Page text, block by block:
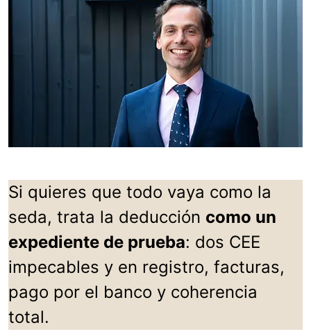
Si quieres que todo vaya como la
seda, trata la deducción como un
expediente de prueba: dos CEE
impecables y en registro, facturas,
pago por el banco y coherencia
total.